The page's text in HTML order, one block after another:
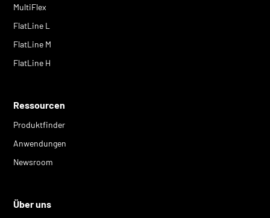
MultiFlex
FlatLine L
FlatLine M
FlatLine H
Ressourcen
Produktfinder
Anwendungen
Newsroom
Über uns